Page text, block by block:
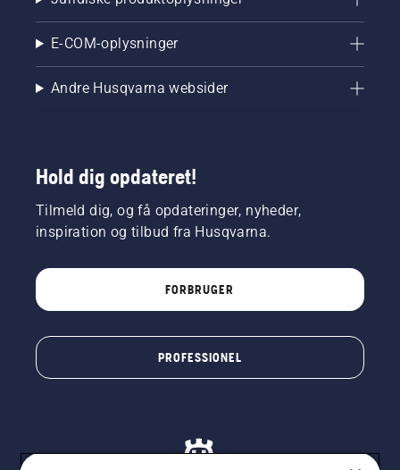
E-COM-oplysninger
Andre Husqvarna websider
Hold dig opdateret!
Tilmeld dig, og få opdateringer, nyheder,
inspiration og tilbud fra Husqvarna.
FORBRUGER
PROFESSIONEL